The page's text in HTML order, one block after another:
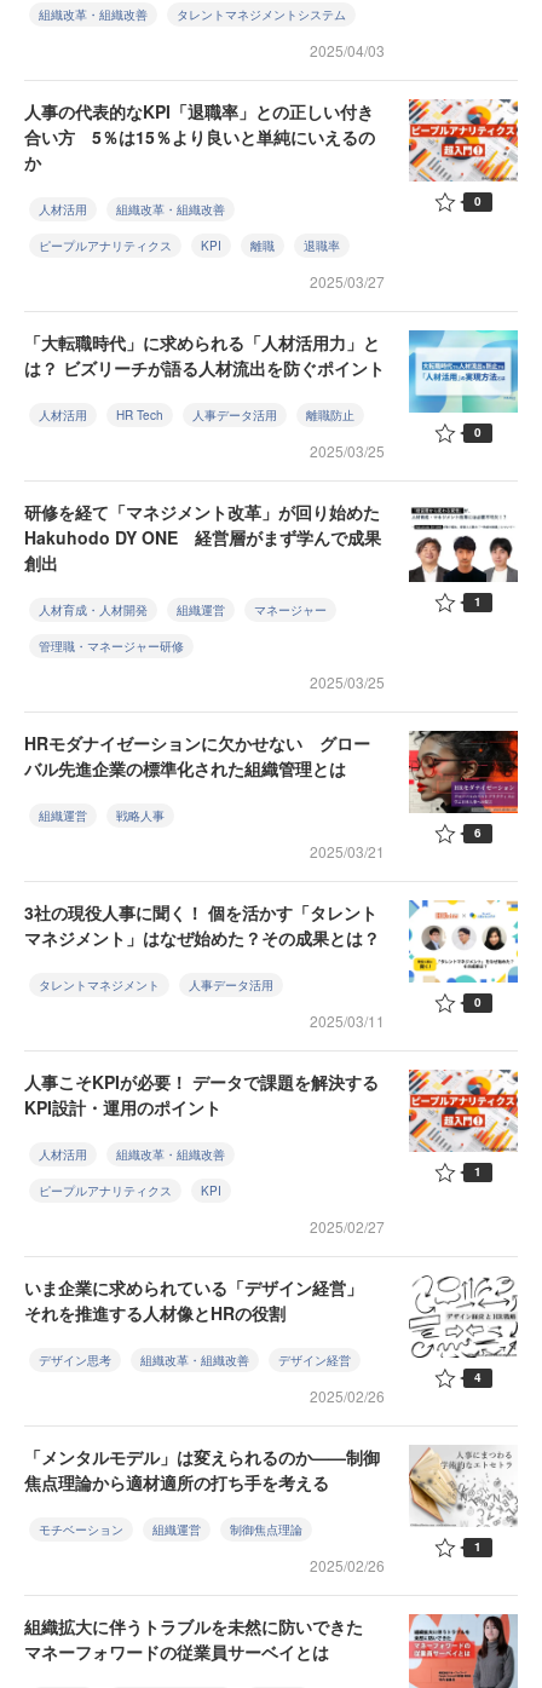
組織改革・組織改善 タレントマネジメントシステム
2025/04/03
人事の代表的なKPI「退職率」との正しい付き
合い方 5％は15％より良いと単純にいえるの
か
人材活用 組織改革・組織改善
ピープルアナリティクス KPI 離職 退職率
2025/03/27
0
「大転職時代」に求められる「人材活用力」と
は？ ビズリーチが語る人材流出を防ぐポイント
人材活用 HR Tech 人事データ活用 離職防止
2025/03/25
0
研修を経て「マネジメント改革」が回り始めた
Hakuhodo DY ONE 経営層がまず学んで成果
創出
人材育成・人材開発 組織運営 マネージャー
管理職・マネージャー研修
2025/03/25
1
HRモダナイゼーションに欠かせない グロー
バル先進企業の標準化された組織管理とは
組織運営 戦略人事
2025/03/21
6
3社の現役人事に聞く！ 個を活かす「タレント
マネジメント」はなぜ始めた？その成果とは？
タレントマネジメント 人事データ活用
2025/03/11
0
人事こそKPIが必要！ データで課題を解決する
KPI設計・運用のポイント
人材活用 組織改革・組織改善
ピープルアナリティクス KPI
2025/02/27
1
いま企業に求められている「デザイン経営」
それを推進する人材像とHRの役割
デザイン思考 組織改革・組織改善 デザイン経営
2025/02/26
4
「メンタルモデル」は変えられるのか——制御
焦点理論から適材適所の打ち手を考える
モチベーション 組織運営 制御焦点理論
2025/02/26
1
組織拡大に伴うトラブルを未然に防いできた
マネーフォワードの従業員サーベイとは